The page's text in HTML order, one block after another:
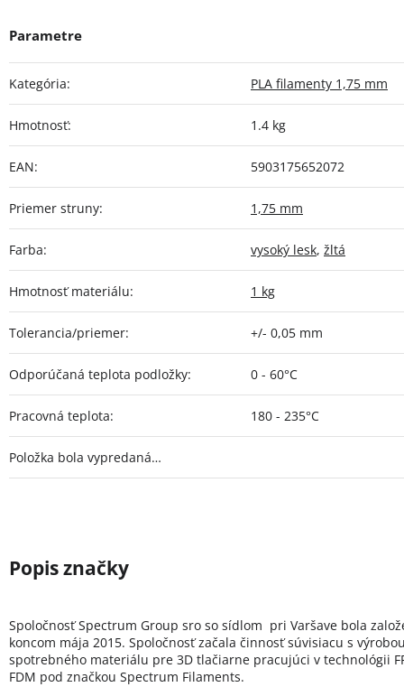
Kategória: PLA filamenty 1,75 mm
Hmotnosť: 1.4 kg
EAN: 5903175652072
Priemer struny: 1,75 mm
Farba: vysoký lesk, žltá
Hmotnosť materiálu: 1 kg
Tolerancia/priemer: +/- 0,05 mm
Odporúčaná teplota podložky: 0 - 60°C
Pracovná teplota: 180 - 235°C
Položka bola vypredaná…
Spoločnosť Spectrum Group sro so sídlom pri Varšave bola
koncom mája 2015. Spoločnosť začala činnosť súvisiacu s
spotrebného materiálu pre 3D tlačiarne pracujúci v technológii
FDM pod značkou Spectrum Filaments.